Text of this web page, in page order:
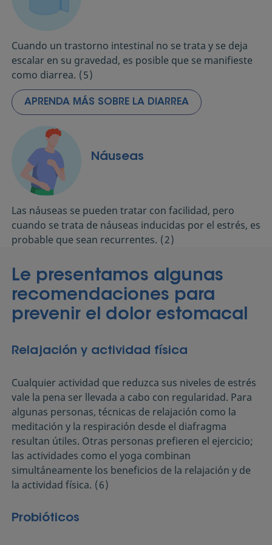
Cuando un trastorno intestinal no se trata y se deja
escalar en su gravedad, es posible que se manifieste
como diarrea. (5)
APRENDA MÁS SOBRE LA DIARREA
Náuseas
Las náuseas se pueden tratar con facilidad, pero
cuando se trata de náuseas inducidas por el estrés, es
probable que sean recurrentes. (2)
Le presentamos algunas
recomendaciones para
prevenir el dolor estomacal
Relajación y actividad física
Cualquier actividad que reduzca sus niveles de estrés
vale la pena ser llevada a cabo con regularidad. Para
algunas personas, técnicas de relajación como la
meditación y la respiración desde el diafragma
resultan útiles. Otras personas prefieren el ejercicio;
las actividades como el yoga combinan
simultáneamente los beneficios de la relajación y de
la actividad física. (6)
Probióticos